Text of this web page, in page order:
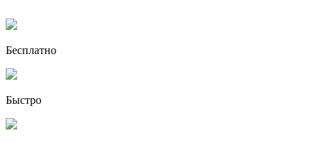
Бесплатно
Быстро